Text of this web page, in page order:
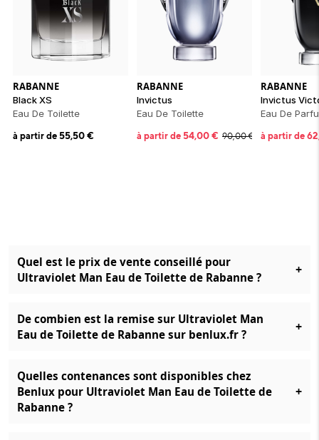
RABANNE
Black XS
Eau De Toilette
à partir de55,50€
RABANNE
Invictus
Eau De Toilette
à partir de54,00€ 90,00€
RABANNE
Invictus
Eau De
à partir de
Quel est le prix de vente conseillé pour
Ultraviolet Man Eau de Toilette de Rabanne ?
+
De combien est la remise sur Ultraviolet Man
Eau de Toilette de Rabanne sur benlux.fr ?
+
Quelles contenances sont disponibles chez
Benlux pour Ultraviolet Man Eau de Toilette de
Rabanne ?
+